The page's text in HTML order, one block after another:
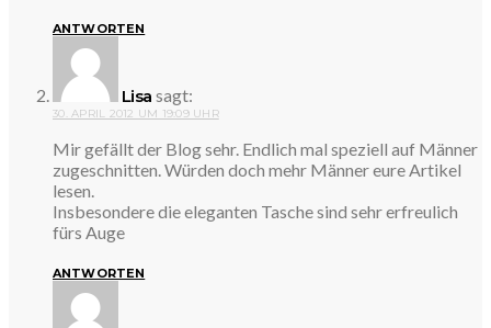
ANTWORTEN
Lisa sagt:
30. APRIL 2012 UM 19:09 UHR
Mir gefällt der Blog sehr. Endlich mal speziell auf Männer
zugeschnitten. Würden doch mehr Männer eure Artikel
lesen.
Insbesondere die eleganten Tasche sind sehr erfreulich
fürs Auge
ANTWORTEN